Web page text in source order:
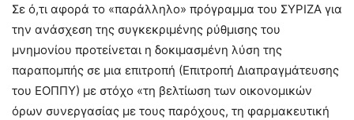
Σε ό,τι αφορά το «παράλληλο» πρόγραμμα του ΣΥΡΙΖΑ για
την ανάσχεση της συγκεκριμένης ρύθμισης του
μνημονίου προτείνεται η δοκιμασμένη λύση της
παραπομπής σε μια επιτροπή (Επιτροπή Διαπραγμάτευσης
του ΕΟΠΠΥ) με στόχο «τη βελτίωση των οικονομικών
όρων συνεργασίας με τους παρόχους, τη φαρμακευτική